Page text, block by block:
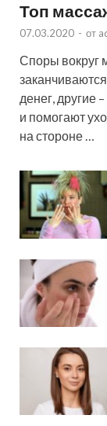
Топ
07.03.2020 - от
Споры вокруг
денег, другие
и помогают
на стороне …